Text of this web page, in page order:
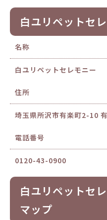
白ユリペットセ
名称
白ユリペットセレモニー
住所
埼玉県所沢市有楽町2-10
電話番号
0120-43-0900
白ユリペットセ
マップ